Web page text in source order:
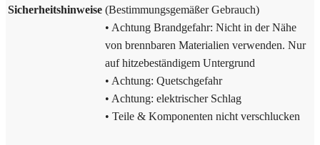
Sicherheitshinweise (Bestimmungsgemäßer Gebrauch)
• Achtung Brandgefahr: Nicht in der Nähe
von brennbaren Materialien verwenden. Nur
auf hitzebeständigem Untergrund
• Achtung: Quetschgefahr
• Achtung: elektrischer Schlag
• Teile & Komponenten nicht verschlucken